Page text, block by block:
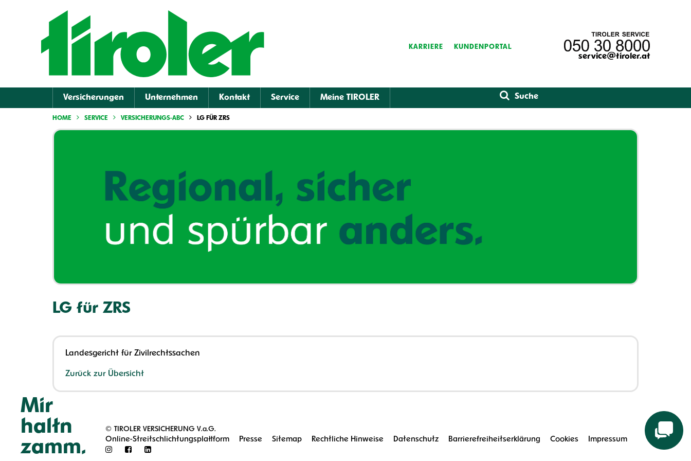
service@tiroler.at
KARRIERE KUNDENPORTAL
Versicherungen Unternehmen Kontakt Service Meine TIROLER
HOME SERVICE VERSICHERUNGS-ABC LG FÜR ZRS
LG für ZRS
Landesgericht für Zivilrechtssachen
Zurück zur Übersicht
Mir
haltn
zamm.
© TIROLER VERSICHERUNG V.a.G.
Online-Streitschlichtungsplattform
Presse Sitemap Rechtliche Hinweise Datenschutz Barrierefreiheitserklärung Cookies Impressum